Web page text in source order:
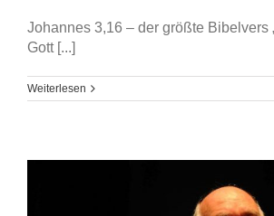
Johannes 3,16 – der größte Bibelvers
Gott [...]
Weiterlesen